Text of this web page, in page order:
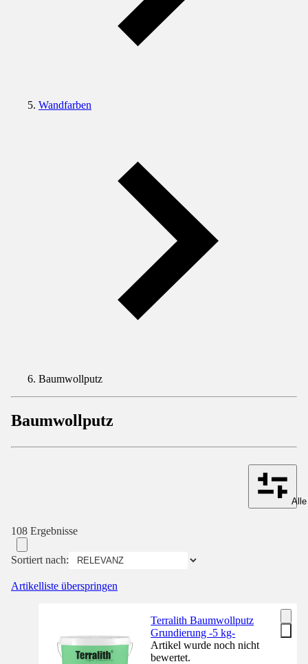
Wandfarben
Baumwollputz
Baumwollputz
108 Ergebnisse
Sortiert nach:
Artikelliste überspringen
Terralith Baumwollputz
Grundierung -5 kg-
Artikel wurde noch nicht
bewertet.